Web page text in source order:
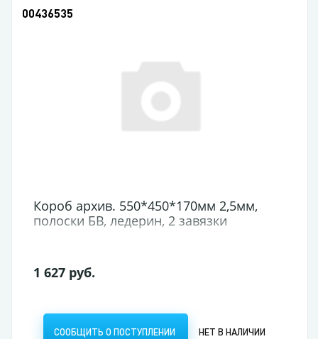
00436535
Короб архив. 550*450*170мм 2,5мм,
полоски БВ, ледерин, 2 завязки
1 627 руб.
СООБЩИТЬ О ПОСТУПЛЕНИИ НЕТ В НАЛИЧИИ